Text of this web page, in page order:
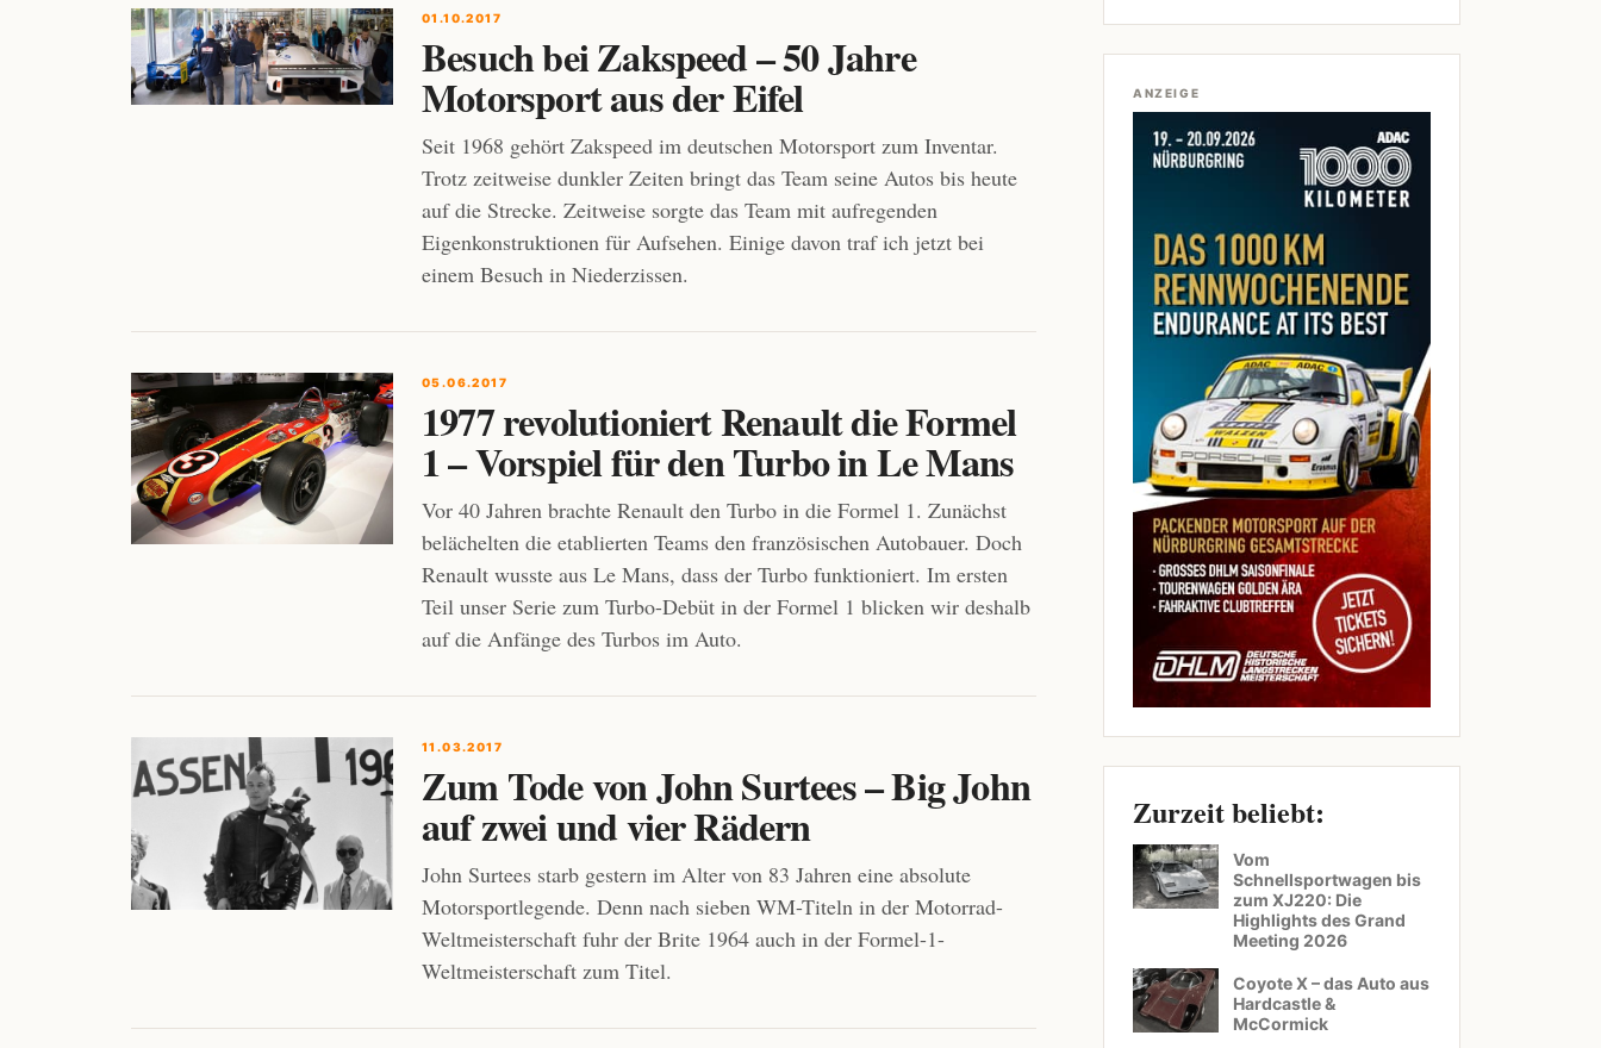
01.10.2017
Besuch bei Zakspeed – 50 Jahre
Motorsport aus der Eifel
Seit 1968 gehört Zakspeed im deutschen Motorsport zum Inventar.
Trotz zeitweise dunkler Zeiten bringt das Team seine Autos bis heute
auf die Strecke. Zeitweise sorgte das Team mit aufregenden
Eigenkonstruktionen für Aufsehen. Einige davon traf ich jetzt bei
einem Besuch in Niederzissen.
05.06.2017
1977 revolutioniert Renault die Formel
1 – Vorspiel für den Turbo in Le Mans
Vor 40 Jahren brachte Renault den Turbo in die Formel 1. Zunächst
belächelten die etablierten Teams den französischen Autobauer. Doch
Renault wusste aus Le Mans, dass der Turbo funktioniert. Im ersten
Teil unser Serie zum Turbo-Debüt in der Formel 1 blicken wir deshalb
auf die Anfänge des Turbos im Auto.
11.03.2017
Zum Tode von John Surtees – Big John
auf zwei und vier Rädern
John Surtees starb gestern im Alter von 83 Jahren eine absolute
Motorsportlegende. Denn nach sieben WM-Titeln in der Motorrad-
Weltmeisterschaft fuhr der Brite 1964 auch in der Formel-1-
Weltmeisterschaft zum Titel.
ANZEIGE
Zurzeit beliebt:
Vom
Schnellsportwagen bis
zum XJ220: Die
Highlights des Grand
Meeting 2026
Coyote X – das Auto aus
Hardcastle &
McCormick